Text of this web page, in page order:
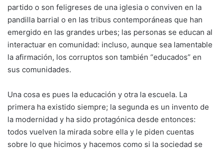
partido o son feligreses de una iglesia o conviven en la
pandilla barrial o en las tribus contemporáneas que han
emergido en las grandes urbes; las personas se educan al
interactuar en comunidad: incluso, aunque sea lamentable
la afirmación, los corruptos son también “educados” en
sus comunidades.
Una cosa es pues la educación y otra la escuela. La
primera ha existido siempre; la segunda es un invento de
la modernidad y ha sido protagónica desde entonces:
todos vuelven la mirada sobre ella y le piden cuentas
sobre lo que hicimos y hacemos como si la sociedad se